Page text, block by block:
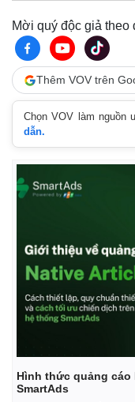
Mời quý độc giả theo
Thêm VOV trên
Chọn VOV làm nguồn
dẫn.
Hình thức quảng cáo
SmartAds